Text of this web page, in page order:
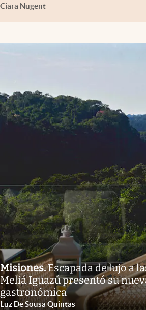
Ciara Nugent
Misiones.Escapada de lujo a
Meliá Iguazú presentó su
gastronómica
Luz De Sousa Quintas